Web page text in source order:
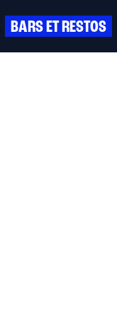
BARS ET RESTOS